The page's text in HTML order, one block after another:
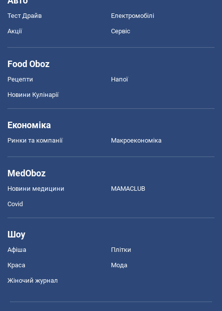
Тест Драйв Електромобілі
Акції Сервіс
Food Oboz
Рецепти Напої
Новини Кулінарії
Економіка
Ринки та компанії Макроекономіка
MedOboz
Новини медицини MAMACLUB
Covid
Шоу
Афіша Плітки
Краса Мода
Жіночий журнал